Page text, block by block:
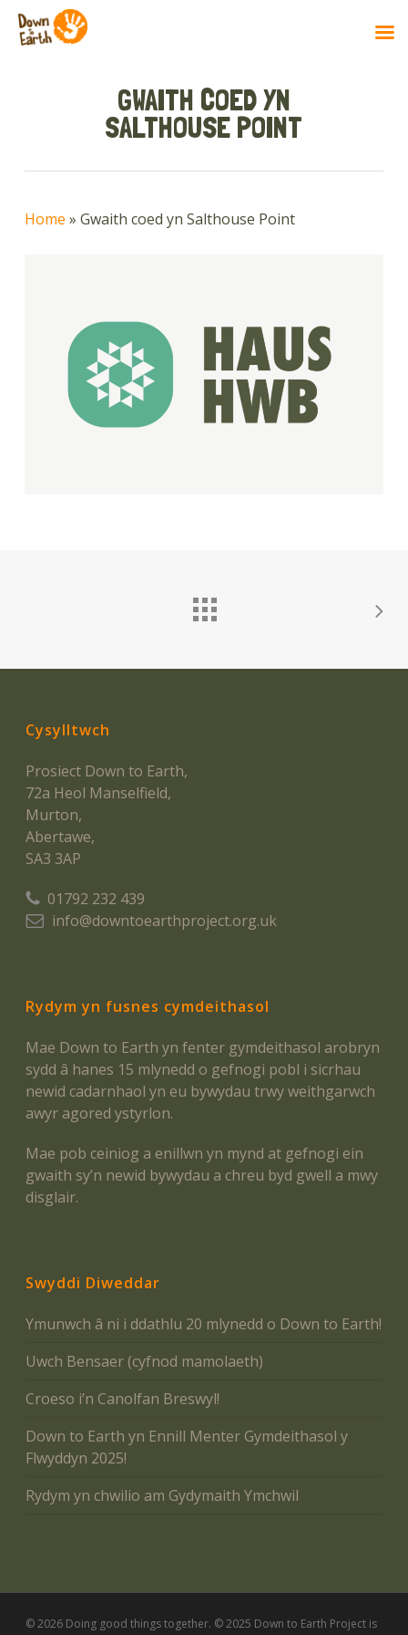
GWAITH COED YN
SALTHOUSE POINT
Home » Gwaith coed yn Salthouse Point
Cysylltwch
Prosiect Down to Earth,
72a Heol Manselfield,
Murton,
Abertawe,
SA3 3AP
01792 232 439
info@downtoearthproject.org.uk
Rydym yn fusnes cymdeithasol
Mae Down to Earth yn fenter gymdeithasol arobryn
sydd â hanes 15 mlynedd o gefnogi pobl i sicrhau
newid cadarnhaol yn eu bywydau trwy weithgarwch
awyr agored ystyrlon.
Mae pob ceiniog a enillwn yn mynd at gefnogi ein
gwaith sy’n newid bywydau a chreu byd gwell a mwy
disglair.
Swyddi Diweddar
Ymunwch â ni i ddathlu 20 mlynedd o Down to Earth!
Uwch Bensaer (cyfnod mamolaeth)
Croeso i’n Canolfan Breswyl!
Down to Earth yn Ennill Menter Gymdeithasol y
Flwyddyn 2025!
Rydym yn chwilio am Gydymaith Ymchwil
© 2026 Doing good things together. © 2025 Down to Earth Project is